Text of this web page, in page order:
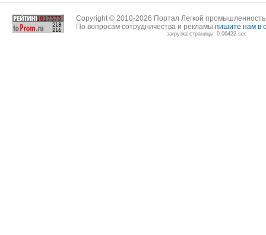
Copyright © 2010-2026 Портал Легкой
По вопросам сотрудничества и рекламы пишите нам в
загрузка страницы: 0.06422 sec